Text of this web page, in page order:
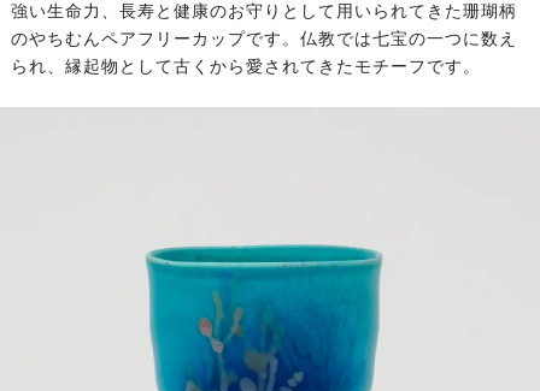
強い生命力、長寿と健康のお守りとして用いられてきた珊瑚柄
のやちむんペアフリーカップです。仏教では七宝の一つに数え
られ、縁起物として古くから愛されてきたモチーフです。